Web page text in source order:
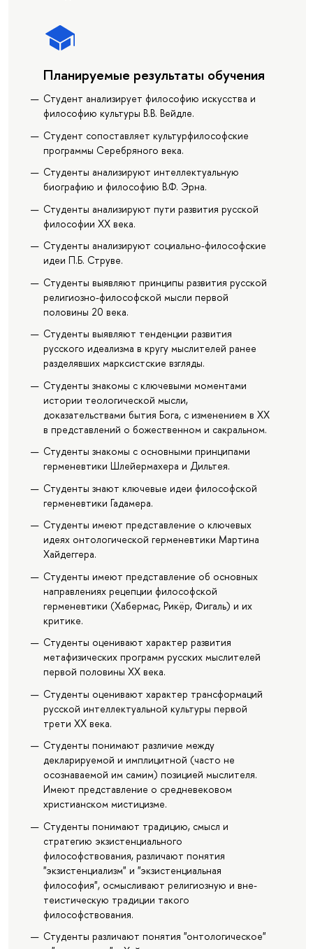
Планируемые результаты обучения
Студент анализирует философию искусства и
философию культуры В.В. Вейдле.
Студент сопоставляет культурфилософские
программы Серебряного века.
Студенты анализируют интеллектуальную
биографию и философию В.Ф. Эрна.
Студенты анализируют пути развития русской
философии XX века.
Студенты анализируют социально-философские
идеи П.Б. Струве.
Студенты выявляют принципы развития русской
религиозно-философской мысли первой
половины 20 века.
Студенты выявляют тенденции развития
русского идеализма в кругу мыслителей ранее
разделявших марксистские взгляды.
Студенты знакомы с ключевыми моментами
истории теологической мысли,
доказательствами бытия Бога, с изменением в ХХ
в представлений о божественном и сакральном.
Студенты знакомы с основными принципами
герменевтики Шлейермахера и Дильтея.
Студенты знают ключевые идеи философской
герменевтики Гадамера.
Студенты имеют представление о ключевых
идеях онтологической герменевтики Мартина
Хайдеггера.
Студенты имеют представление об основных
направлениях рецепции философской
герменевтики (Хабермас, Рикёр, Фигаль) и их
критике.
Студенты оценивают характер развития
метафизических программ русских мыслителей
первой половины XX века.
Студенты оценивают характер трансформаций
русской интеллектуальной культуры первой
трети XX века.
Студенты понимают различие между
декларируемой и имплицитной (часто не
осознаваемой им самим) позицией мыслителя.
Имеют представление о средневековом
христианском мистицизме.
Студенты понимают традицию, смысл и
стратегию экзистенциального
философствования, различают понятия
"экзистенциализм" и "экзистенциальная
философия", осмысливают религиозную и вне-
теистическую традиции такого
философствования.
Студенты различают понятия "онтологическое"